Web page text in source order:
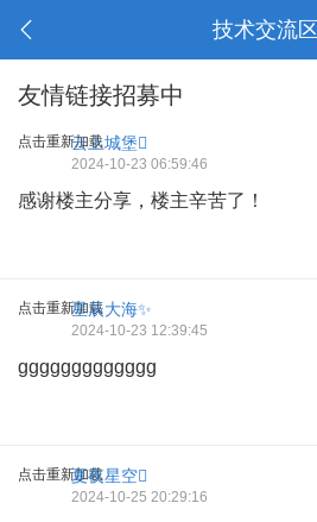
技术交流区
友情链接招募中
点击重新加载云上城堡
2024-10-23 06:59:46
感谢楼主分享，楼主辛苦了！
点击重新加载星辰大海✨
2024-10-23 12:39:45
ggggggggggggg
点击重新加载夏夜星空
2024-10-25 20:29:16